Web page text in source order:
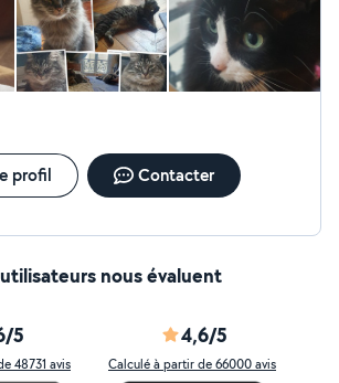
profil Contacter
nous évaluent
5
48731 avis
4,6/5
Calculé à partir de 66000 avis